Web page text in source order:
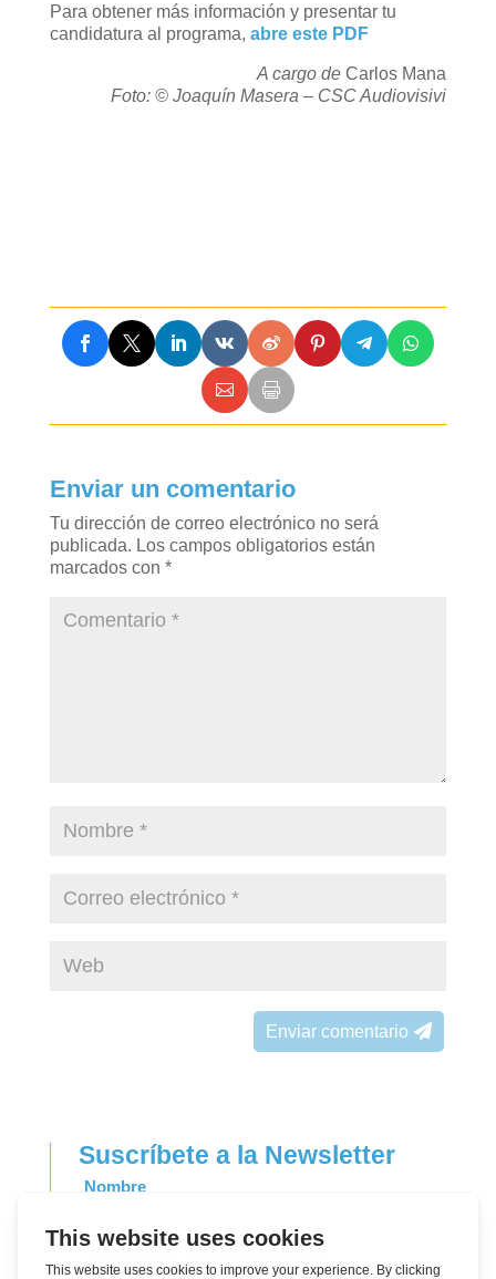
Para obtener más información y presentar tu
candidatura al programa, abre este PDF
A cargo de Carlos Mana
Foto: © Joaquín Masera – CSC Audiovisivi
Enviar un comentario
Tu dirección de correo electrónico no será
publicada. Los campos obligatorios están
marcados con *
Enviar comentario
Suscríbete a la Newsletter
Leave
field
blank
Nombre